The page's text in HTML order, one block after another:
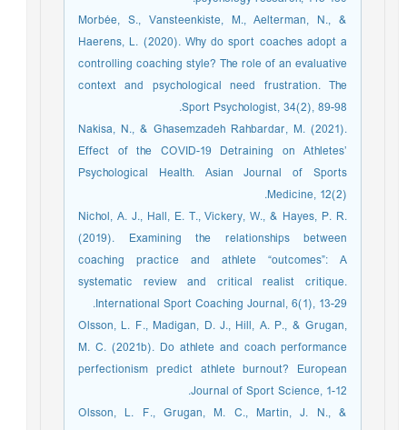
Morbée, S., Vansteenkiste, M., Aelterman, N., &
Haerens, L. (2020). Why do sport coaches adopt a
controlling coaching style? The role of an evaluative
context and psychological need frustration. The
Sport Psychologist, 34(2), 89-98.
Nakisa, N., & Ghasemzadeh Rahbardar, M. (2021).
Effect of the COVID-19 Detraining on Athletes’
Psychological Health. Asian Journal of Sports
Medicine, 12(2).
Nichol, A. J., Hall, E. T., Vickery, W., & Hayes, P. R.
(2019). Examining the relationships between
coaching practice and athlete “outcomes”: A
systematic review and critical realist critique.
International Sport Coaching Journal, 6(1), 13-29.
Olsson, L. F., Madigan, D. J., Hill, A. P., & Grugan,
M. C. (2021b). Do athlete and coach performance
perfectionism predict athlete burnout? European
Journal of Sport Science, 1-12.
Olsson, L. F., Grugan, M. C., Martin, J. N., &